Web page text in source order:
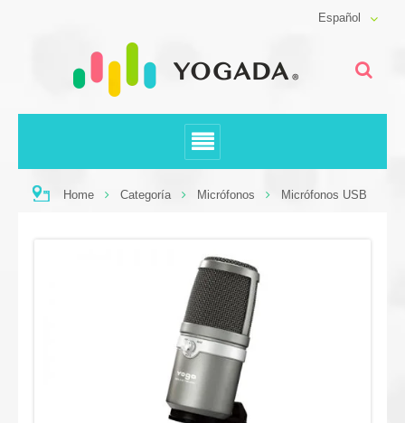
Español
Home Categoría Micrófonos Micrófonos USB